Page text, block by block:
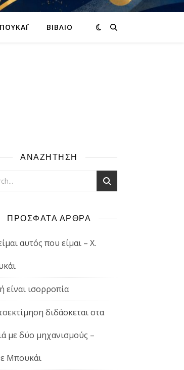
ΒΙΒΛΊΟ
ΑΝΑΖΗΤΗΣΗ
ΠΡΟΣΦΑΤΑ ΑΡΘΡΑ
αυτός που είμαι – Χ.
είναι ισορροπία
διδάσκεται στα
με δύο μηχανισμούς –
Μπουκάι